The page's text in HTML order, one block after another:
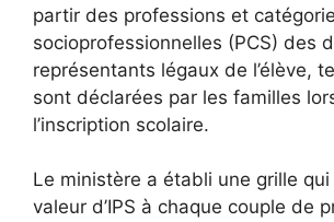
partir des professions et
socioprofessionnelles (PCS) des
représentants légaux de l’élève,
sont déclarées par les familles
l’inscription scolaire.
Le ministère a établi une grille
valeur d’IPS à chaque couple de